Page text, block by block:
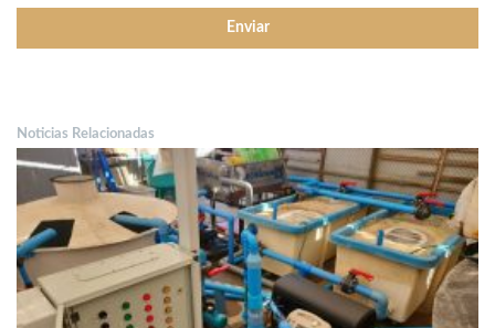
Noticias Relacionadas